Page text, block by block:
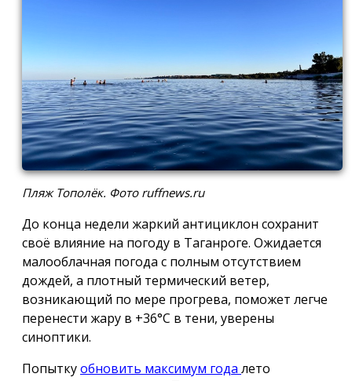
Пляж Тополёк. Фото ruffnews.ru
До конца недели жаркий антициклон сохранит
своё влияние на погоду в Таганроге. Ожидается
малооблачная погода с полным отсутствием
дождей, а плотный термический ветер,
возникающий по мере прогрева, поможет легче
перенести жару в +36°С в тени, уверены
синоптики.
Попыткуобновить максимум года лето